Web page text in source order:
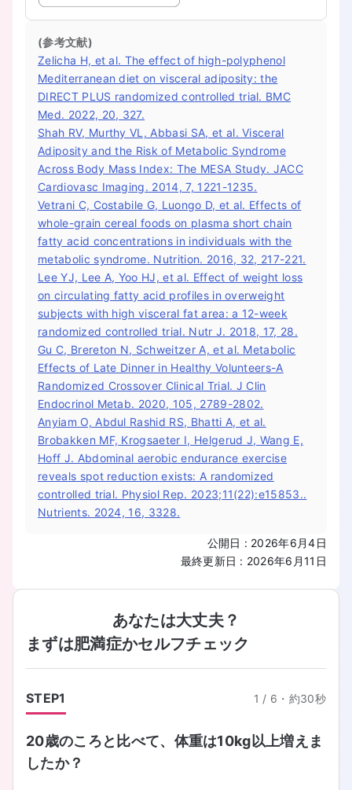
(参考文献)
Zelicha H, et al. The effect of high-polyphenol
Mediterranean diet on visceral adiposity: the
DIRECT PLUS randomized controlled trial. BMC
Med. 2022, 20, 327.
Shah RV, Murthy VL, Abbasi SA, et al. Visceral
Adiposity and the Risk of Metabolic Syndrome
Across Body Mass Index: The MESA Study. JACC
Cardiovasc Imaging. 2014, 7, 1221-1235.
Vetrani C, Costabile G, Luongo D, et al. Effects of
whole-grain cereal foods on plasma short chain
fatty acid concentrations in individuals with the
metabolic syndrome. Nutrition. 2016, 32, 217-221.
Lee YJ, Lee A, Yoo HJ, et al. Effect of weight loss
on circulating fatty acid profiles in overweight
subjects with high visceral fat area: a 12-week
randomized controlled trial. Nutr J. 2018, 17, 28.
Gu C, Brereton N, Schweitzer A, et al. Metabolic
Effects of Late Dinner in Healthy Volunteers-A
Randomized Crossover Clinical Trial. J Clin
Endocrinol Metab. 2020, 105, 2789-2802.
Anyiam O, Abdul Rashid RS, Bhatti A, et al.
Brobakken MF, Krogsaeter I, Helgerud J, Wang E,
Hoff J. Abdominal aerobic endurance exercise
reveals spot reduction exists: A randomized
controlled trial. Physiol Rep. 2023;11(22):e15853..
Nutrients. 2024, 16, 3328.
公開日 : 2026年6月4日
最終更新日 : 2026年6月11日
あなたは大丈夫？
まずは肥満症かセルフチェック
STEP1 1 / 6 ・ 約30秒
20歳のころと比べて、体重は10kg以上増えま
したか？